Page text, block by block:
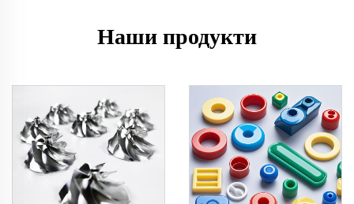
Наши продукти